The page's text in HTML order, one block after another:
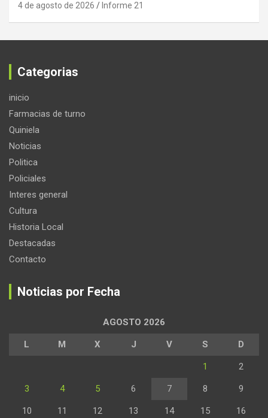
4 de agosto de 2026 Informe 21
Categorias
inicio
Farmacias de turno
Quiniela
Noticias
Politica
Policiales
Interes general
Cultura
Historia Local
Destacadas
Contacto
Noticias por Fecha
AGOSTO 2026
L M X J V S D
1 2
3 4 5 6 7 8 9
10 11 12 13 14 15 16